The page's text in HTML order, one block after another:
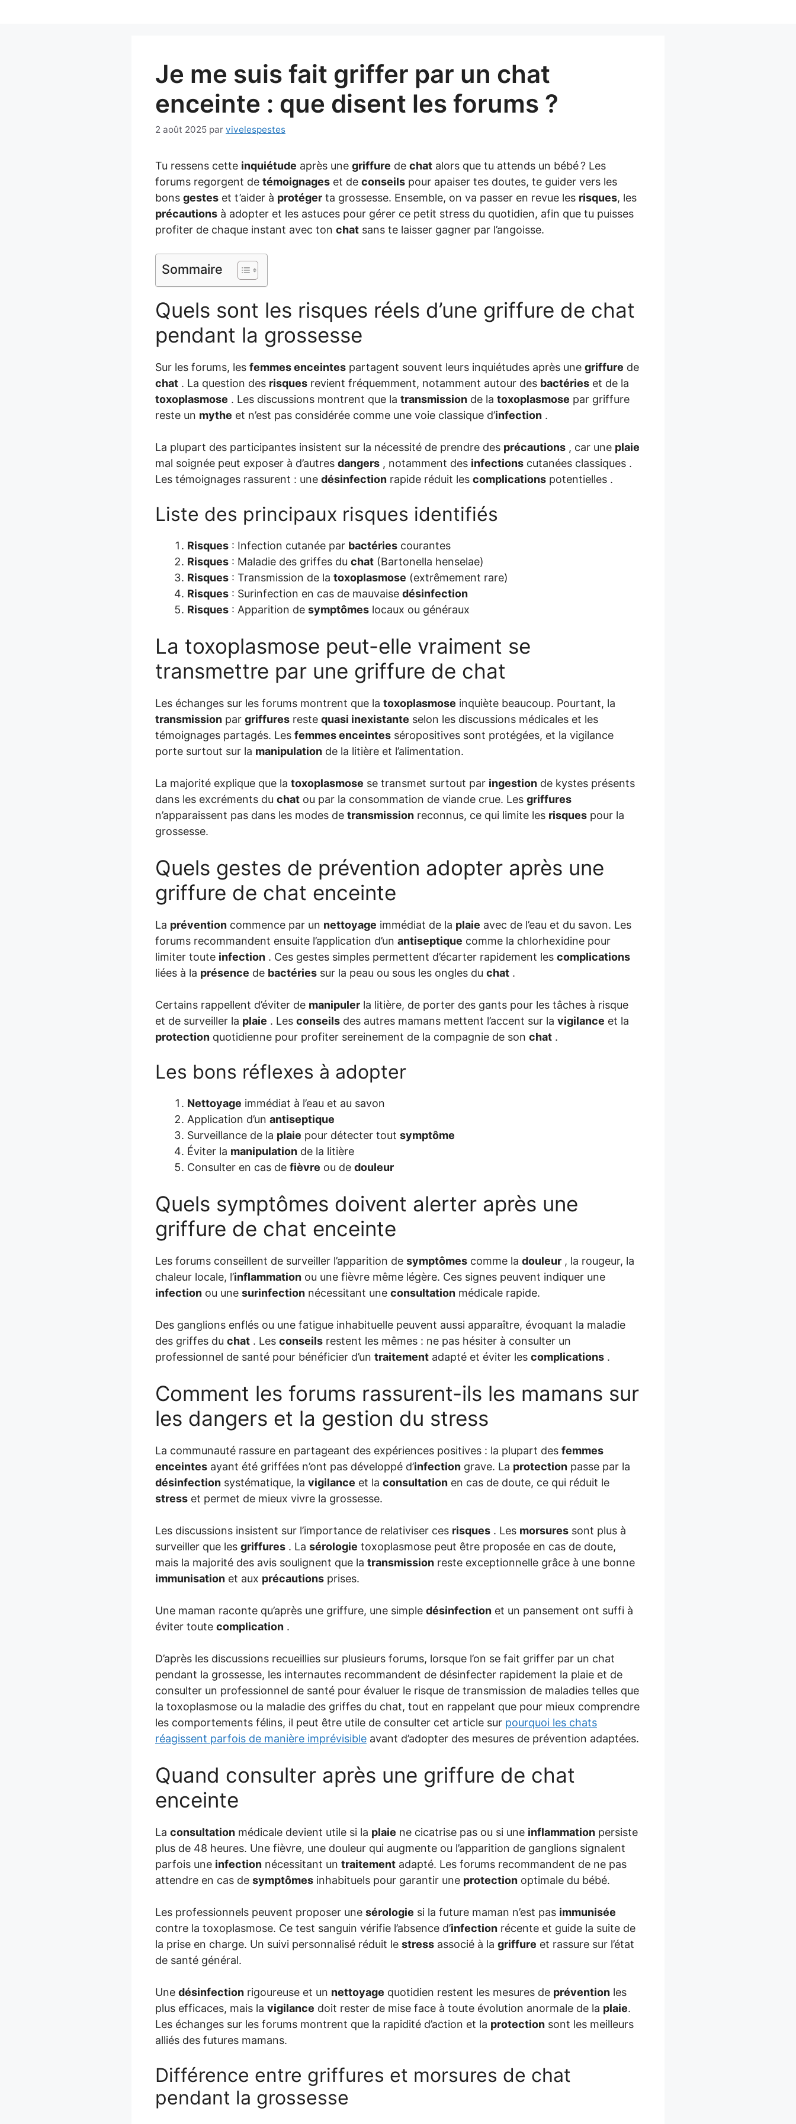
Je me suis fait griffer par un chat
enceinte : que disent les forums ?
2 août 2025 par vivelespestes
Tu ressens cette inquiétude après une griffure de chat alors que tu attends un bébé ? Les
forums regorgent de témoignages et de conseils pour apaiser tes doutes, te guider vers les
bons gestes et t’aider à protéger ta grossesse. Ensemble, on va passer en revue les risques, les
précautions à adopter et les astuces pour gérer ce petit stress du quotidien, afin que tu puisses
profiter de chaque instant avec ton chat sans te laisser gagner par l’angoisse.
Sommaire
Quels sont les risques réels d’une griffure de chat
pendant la grossesse
Sur les forums, les femmes enceintes partagent souvent leurs inquiétudes après une griffure de
chat . La question des risques revient fréquemment, notamment autour des bactéries et de la
toxoplasmose . Les discussions montrent que la transmission de la toxoplasmose par griffure
reste un mythe et n’est pas considérée comme une voie classique d’infection .
La plupart des participantes insistent sur la nécessité de prendre des précautions , car une plaie
mal soignée peut exposer à d’autres dangers , notamment des infections cutanées classiques .
Les témoignages rassurent : une désinfection rapide réduit les complications potentielles .
Liste des principaux risques identifiés
Risques : Infection cutanée par bactéries courantes
Risques : Maladie des griffes du chat (Bartonella henselae)
Risques : Transmission de la toxoplasmose (extrêmement rare)
Risques : Surinfection en cas de mauvaise désinfection
Risques : Apparition de symptômes locaux ou généraux
La toxoplasmose peut-elle vraiment se
transmettre par une griffure de chat
Les échanges sur les forums montrent que la toxoplasmose inquiète beaucoup. Pourtant, la
transmission par griffures reste quasi inexistante selon les discussions médicales et les
témoignages partagés. Les femmes enceintes séropositives sont protégées, et la vigilance
porte surtout sur la manipulation de la litière et l’alimentation.
La majorité explique que la toxoplasmose se transmet surtout par ingestion de kystes présents
dans les excréments du chat ou par la consommation de viande crue. Les griffures
n’apparaissent pas dans les modes de transmission reconnus, ce qui limite les risques pour la
grossesse.
Quels gestes de prévention adopter après une
griffure de chat enceinte
La prévention commence par un nettoyage immédiat de la plaie avec de l’eau et du savon. Les
forums recommandent ensuite l’application d’un antiseptique comme la chlorhexidine pour
limiter toute infection . Ces gestes simples permettent d’écarter rapidement les complications
liées à la présence de bactéries sur la peau ou sous les ongles du chat .
Certains rappellent d’éviter de manipuler la litière, de porter des gants pour les tâches à risque
et de surveiller la plaie . Les conseils des autres mamans mettent l’accent sur la vigilance et la
protection quotidienne pour profiter sereinement de la compagnie de son chat .
Les bons réflexes à adopter
Nettoyage immédiat à l’eau et au savon
Application d’un antiseptique
Surveillance de la plaie pour détecter tout symptôme
Éviter la manipulation de la litière
Consulter en cas de fièvre ou de douleur
Quels symptômes doivent alerter après une
griffure de chat enceinte
Les forums conseillent de surveiller l’apparition de symptômes comme la douleur , la rougeur, la
chaleur locale, l’inflammation ou une fièvre même légère. Ces signes peuvent indiquer une
infection ou une surinfection nécessitant une consultation médicale rapide.
Des ganglions enflés ou une fatigue inhabituelle peuvent aussi apparaître, évoquant la maladie
des griffes du chat . Les conseils restent les mêmes : ne pas hésiter à consulter un
professionnel de santé pour bénéficier d’un traitement adapté et éviter les complications .
Comment les forums rassurent-ils les mamans sur
les dangers et la gestion du stress
La communauté rassure en partageant des expériences positives : la plupart des femmes
enceintes ayant été griffées n’ont pas développé d’infection grave. La protection passe par la
désinfection systématique, la vigilance et la consultation en cas de doute, ce qui réduit le
stress et permet de mieux vivre la grossesse.
Les discussions insistent sur l’importance de relativiser ces risques . Les morsures sont plus à
surveiller que les griffures . La sérologie toxoplasmose peut être proposée en cas de doute,
mais la majorité des avis soulignent que la transmission reste exceptionnelle grâce à une bonne
immunisation et aux précautions prises.
Une maman raconte qu’après une griffure, une simple désinfection et un pansement ont suffi à
éviter toute complication .
D’après les discussions recueillies sur plusieurs forums, lorsque l’on se fait griffer par un chat
pendant la grossesse, les internautes recommandent de désinfecter rapidement la plaie et de
consulter un professionnel de santé pour évaluer le risque de transmission de maladies telles que
la toxoplasmose ou la maladie des griffes du chat, tout en rappelant que pour mieux comprendre
les comportements félins, il peut être utile de consulter cet article sur pourquoi les chats
réagissent parfois de manière imprévisible avant d’adopter des mesures de prévention adaptées.
Quand consulter après une griffure de chat
enceinte
La consultation médicale devient utile si la plaie ne cicatrise pas ou si une inflammation persiste
plus de 48 heures. Une fièvre, une douleur qui augmente ou l’apparition de ganglions signalent
parfois une infection nécessitant un traitement adapté. Les forums recommandent de ne pas
attendre en cas de symptômes inhabituels pour garantir une protection optimale du bébé.
Les professionnels peuvent proposer une sérologie si la future maman n’est pas immunisée
contre la toxoplasmose. Ce test sanguin vérifie l’absence d’infection récente et guide la suite de
la prise en charge. Un suivi personnalisé réduit le stress associé à la griffure et rassure sur l’état
de santé général.
Une désinfection rigoureuse et un nettoyage quotidien restent les mesures de prévention les
plus efficaces, mais la vigilance doit rester de mise face à toute évolution anormale de la plaie.
Les échanges sur les forums montrent que la rapidité d’action et la protection sont les meilleurs
alliés des futures mamans.
Différence entre griffures et morsures de chat
pendant la grossesse